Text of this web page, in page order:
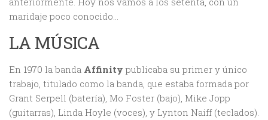
maridaje poco conocido…
LA MÚSICA
En 1970 la banda Affinity publicaba su primer y único
trabajo, titulado como la banda, que estaba formada por
Grant Serpell (batería), Mo Foster (bajo), Mike Jopp
(guitarras), Linda Hoyle (voces), y Lynton Naiff (teclados).